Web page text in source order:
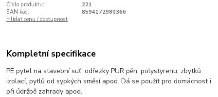
Číslo produktu:
221
EAN kód:
8594172980366
Hlídat cenu / dostupnost
Kompletní specifikace
PE pytel na stavební suť, odřezky PUR pěn, polystyrenu, zbytků
izolací, pytlů od sypkých směsí apod. Dá se použít pro domácnost i
při údržbě zahrady apod.